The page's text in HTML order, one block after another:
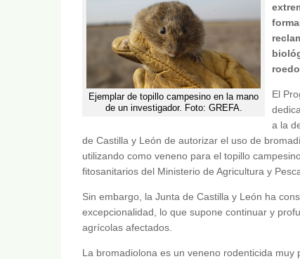
Ejemplar de topillo campesino en la mano
de un investigador. Foto: GREFA.
El
a la
de Castilla y León de autorizar el uso de
utilizando como veneno para el topillo
fitosanitarios del Ministerio de Agricultura y
Sin embargo, la Junta de Castilla y León ha
excepcionalidad, lo que supone continuar y
agrícolas afectados.
La bromadiolona es un veneno rodenticida